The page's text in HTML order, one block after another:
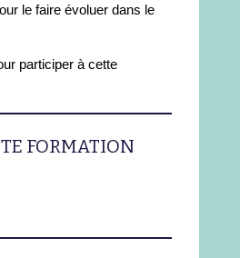
le faire évoluer dans le
participer à cette
FORMATION